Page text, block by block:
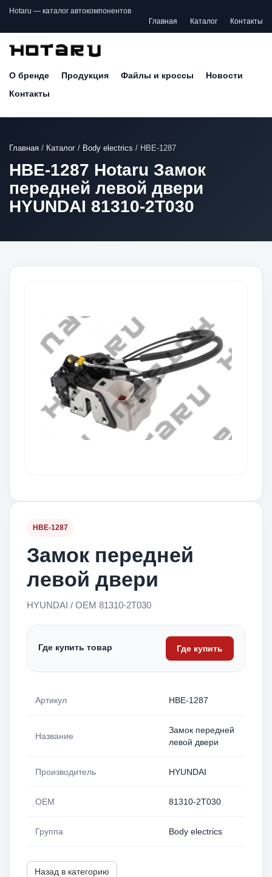
Hotaru — каталог автокомпонентов
Главная
Каталог Контакты
О бренде Продукция Файлы и кроссы
Новости
Контакты
Главная / Каталог / Body electrics / HBE-1287
HBE-1287 Hotaru Замок
передней левой двери
HYUNDAI 81310-2T030
HBE-1287
Замок передней
левой двери
HYUNDAI / OEM 81310-2T030
Где купить товар Где купить
Артикул HBE-1287
Название
Замок передней
левой двери
Производитель HYUNDAI
OEM 81310-2T030
Группа Body electrics
Назад в категорию